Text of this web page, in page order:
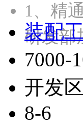
1、精
研发
装配
7000-
开发
8-6